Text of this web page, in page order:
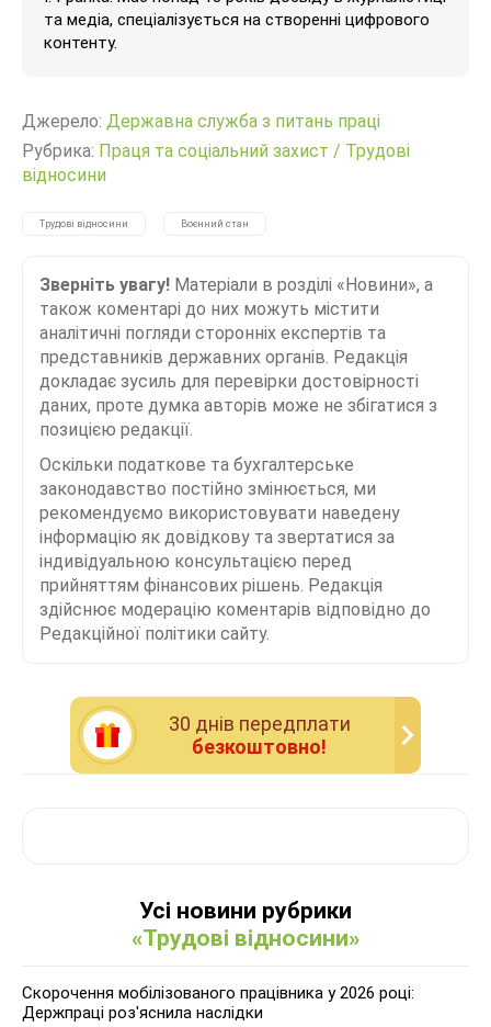
та медіа, спеціалізується на створенні цифрового
контенту.
Джерело: Державна служба з питань праці
Рубрика: Праця та соціальний захист / Трудові
відносини
Трудові відносини Воєнний стан
Зверніть увагу! Матеріали в розділі «Новини», а
також коментарі до них можуть містити
аналітичні погляди сторонніх експертів та
представників державних органів. Редакція
докладає зусиль для перевірки достовірності
даних, проте думка авторів може не збігатися з
позицією редакції.
Оскільки податкове та бухгалтерське
законодавство постійно змінюється, ми
рекомендуємо використовувати наведену
інформацію як довідкову та звертатися за
індивідуальною консультацією перед
прийняттям фінансових рішень. Редакція
здійснює модерацію коментарів відповідно до
Редакційної політики сайту.
30 днiв передплати
безкоштовно!
Усі новини рубрики
«Трудові відносини»
Скорочення мобілізованого працівника у 2026 році:
Держпраці роз'яснила наслідки